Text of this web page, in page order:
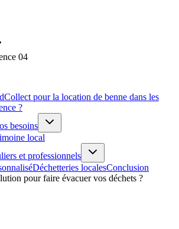
04
pour la location de benne dans les
?
besoins
local
et professionnels
Déchetteries localesConclusion
pour faire évacuer vos déchets ?